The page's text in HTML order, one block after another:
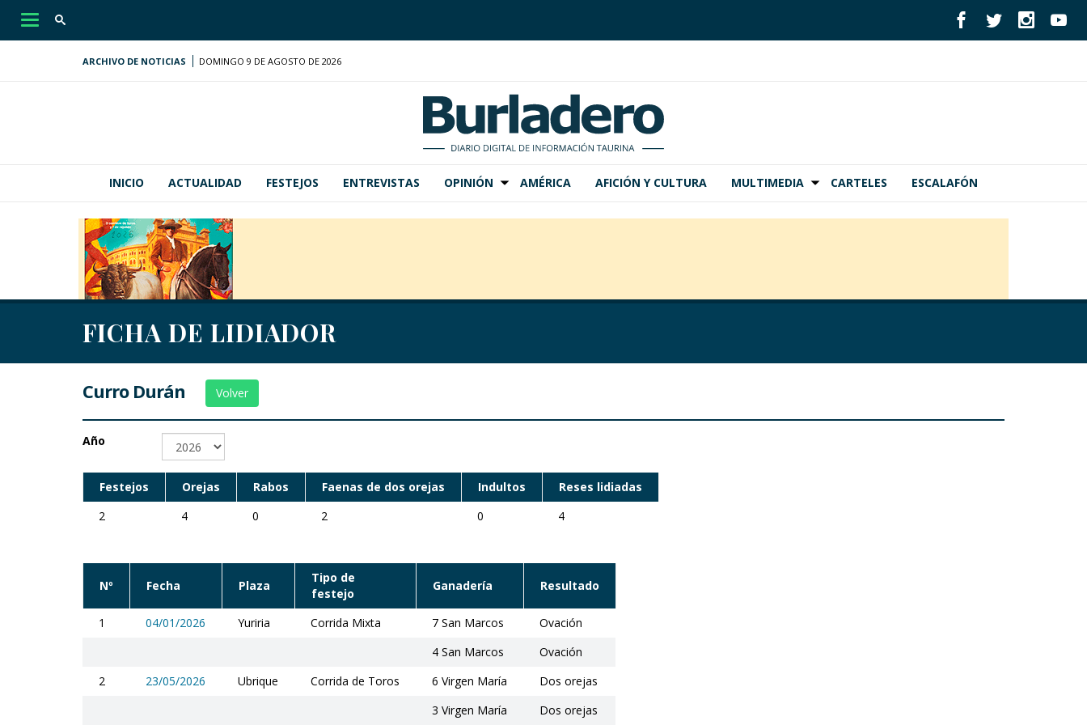
Desplegar
ARCHIVO DE NOTICIAS DOMINGO 9 DE AGOSTO DE 2026
INICIO ACTUALIDAD FESTEJOS ENTREVISTAS OPINIÓN AMÉRICA AFICIÓN Y CULTURA MULTIMEDIA CARTELES ESCALAFÓN
FICHA DE LIDIADOR
Curro Durán Volver
Año
Festejos Orejas Rabos Faenas de dos orejas Indultos
Reses lidiadas
2
4 0 2 0 4
Nº Fecha Plaza
Tipo de
festejo
Ganadería Resultado
1 04/01/2026 Yuriria Corrida Mixta 7 San Marcos
Ovación
4 San Marcos
Ovación
2
23/05/2026 Ubrique Corrida de Toros 6 Virgen María
Dos orejas
3 Virgen María
Dos orejas